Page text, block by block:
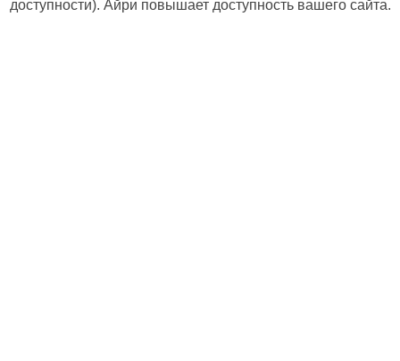
доступности). Айри повышает доступность вашего сайта.